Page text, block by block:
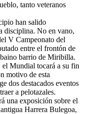
tanto veteranos
han salido
disciplina. No en vano,
V Campeonato del
entre el frontón de
barrio de Miribilla.
el Mundial tocará a su fin
motivo de esta
dos destacados eventos
a pelotazales.
una exposición sobre el
Harrera Bulegoa,